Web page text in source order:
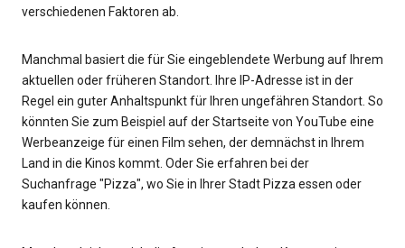
verschiedenen Faktoren ab.
Manchmal basiert die für Sie eingeblendete Werbung auf Ihrem
aktuellen oder früheren Standort. Ihre IP-Adresse ist in der
Regel ein guter Anhaltspunkt für Ihren ungefähren Standort. So
könnten Sie zum Beispiel auf der Startseite von YouTube eine
Werbeanzeige für einen Film sehen, der demnächst in Ihrem
Land in die Kinos kommt. Oder Sie erfahren bei der
Suchanfrage "Pizza", wo Sie in Ihrer Stadt Pizza essen oder
kaufen können.